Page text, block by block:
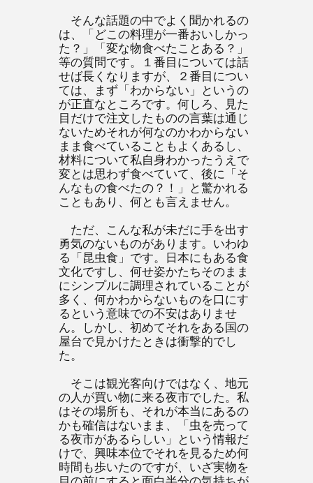
そんな話題の中でよく聞かれるの
は、「どこの料理が一番おいしかっ
た？」「変な物食べたことある？」
等の質問です。１番目については話
せば長くなりますが、２番目につい
ては、まず「わからない」というの
が正直なところです。何しろ、見た
目だけで注文したものの言葉は通じ
ないためそれが何なのかわからない
まま食べていることもよくあるし、
材料について私自身わかったうえで
変とは思わず食べていて、後に「そ
んなもの食べたの？！」と驚かれる
こともあり、何とも言えません。
ただ、こんな私が未だに手を出す
勇気のないものがあります。いわゆ
る「昆虫食」です。日本にもある食
文化ですし、何せ姿かたちそのまま
にシンプルに調理されていることが
多く、何かわからないものを口にす
るという意味での不安はありませ
ん。しかし、初めてそれをある国の
屋台で見かけたときは衝撃的でし
た。
そこは観光客向けではなく、地元
の人が買い物に来る夜市でした。私
はその場所も、それが本当にあるの
かも確信はないまま、「虫を売って
る夜市があるらしい」という情報だ
けで、興味本位でそれを見るため何
時間も歩いたのですが、いざ実物を